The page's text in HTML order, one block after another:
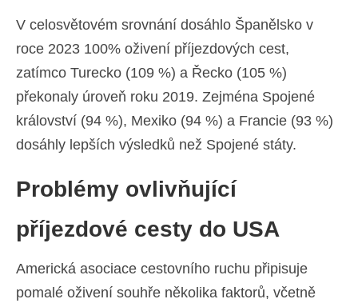
V celosvětovém srovnání dosáhlo Španělsko v
roce 2023 100% oživení příjezdových cest,
zatímco Turecko (109 %) a Řecko (105 %)
překonaly úroveň roku 2019. Zejména Spojené
království (94 %), Mexiko (94 %) a Francie (93 %)
dosáhly lepších výsledků než Spojené státy.
Problémy ovlivňující
příjezdové cesty do USA
Americká asociace cestovního ruchu připisuje
pomalé oživení souhře několika faktorů, včetně